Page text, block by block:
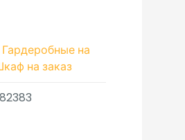
Гардеробные на
на заказ
82383